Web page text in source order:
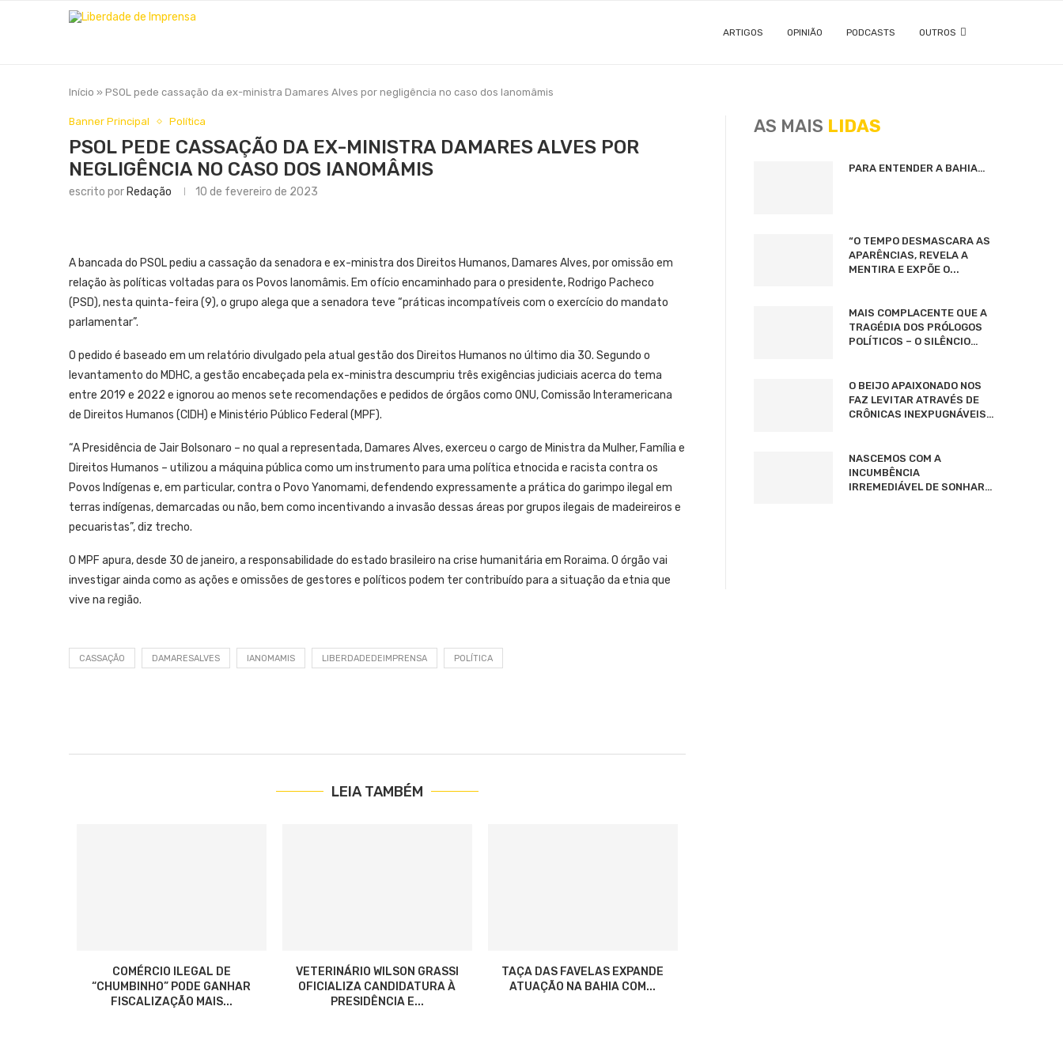
ARTIGOS OPINIÃO PODCASTS OUTROS
Início » PSOL pede cassação da ex-ministra Damares Alves por negligência no caso dos Ianomâmis
Banner Principal Política
PSOL PEDE CASSAÇÃO DA EX-MINISTRA DAMARES ALVES POR
NEGLIGÊNCIA NO CASO DOS IANOMÂMIS
escrito por Redação 10 de fevereiro de 2023
A bancada do PSOL pediu a cassação da senadora e ex-ministra dos Direitos Humanos, Damares Alves, por omissão em
relação às políticas voltadas para os Povos Ianomâmis. Em ofício encaminhado para o presidente, Rodrigo Pacheco
(PSD), nesta quinta-feira (9), o grupo alega que a senadora teve “práticas incompatíveis com o exercício do mandato
parlamentar”.
O pedido é baseado em um relatório divulgado pela atual gestão dos Direitos Humanos no último dia 30. Segundo o
levantamento do MDHC, a gestão encabeçada pela ex-ministra descumpriu três exigências judiciais acerca do tema
entre 2019 e 2022 e ignorou ao menos sete recomendações e pedidos de órgãos como ONU, Comissão Interamericana
de Direitos Humanos (CIDH) e Ministério Público Federal (MPF).
“A Presidência de Jair Bolsonaro – no qual a representada, Damares Alves, exerceu o cargo de Ministra da Mulher, Família e
Direitos Humanos – utilizou a máquina pública como um instrumento para uma política etnocida e racista contra os
Povos Indígenas e, em particular, contra o Povo Yanomami, defendendo expressamente a prática do garimpo ilegal em
terras indígenas, demarcadas ou não, bem como incentivando a invasão dessas áreas por grupos ilegais de madeireiros e
pecuaristas”, diz trecho.
O MPF apura, desde 30 de janeiro, a responsabilidade do estado brasileiro na crise humanitária em Roraima. O órgão vai
investigar ainda como as ações e omissões de gestores e políticos podem ter contribuído para a situação da etnia que
vive na região.
CASSAÇÃO DAMARESALVES IANOMAMIS LIBERDADEDEIMPRENSA POLÍTICA
LEIA TAMBÉM
COMÉRCIO ILEGAL DE
“CHUMBINHO” PODE GANHAR
FISCALIZAÇÃO MAIS...
VETERINÁRIO WILSON GRASSI
OFICIALIZA CANDIDATURA À
PRESIDÊNCIA E...
TAÇA DAS FAVELAS EXPANDE
ATUAÇÃO NA BAHIA COM...
AS MAIS LIDAS
PARA ENTENDER A BAHIA…
“O TEMPO DESMASCARA AS
APARÊNCIAS, REVELA A
MENTIRA E EXPÕE O...
MAIS COMPLACENTE QUE A
TRAGÉDIA DOS PRÓLOGOS
POLÍTICOS – O SILÊNCIO…
O BEIJO APAIXONADO NOS
FAZ LEVITAR ATRAVÉS DE
CRÔNICAS INEXPUGNÁVEIS…
NASCEMOS COM A
INCUMBÊNCIA
IRREMEDIÁVEL DE SONHAR…